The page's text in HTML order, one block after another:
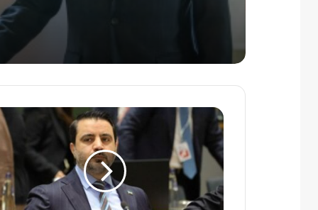
شركة زين للاتصالات في
الرئاسي.